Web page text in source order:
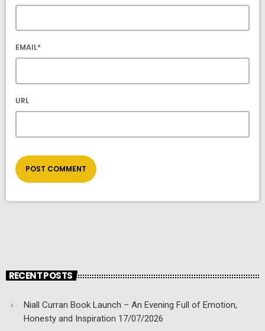
EMAIL*
URL
RECENT POSTS
Niall Curran Book Launch – An Evening Full of Emotion,
Honesty and Inspiration 17/07/2026